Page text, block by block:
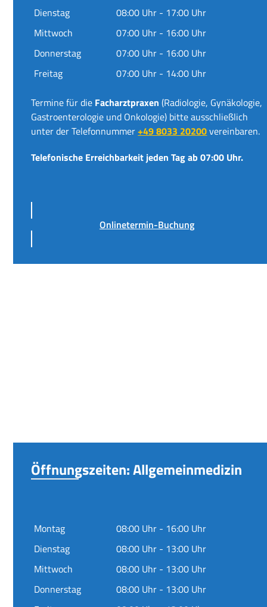
Dienstag
08:00 Uhr - 17:00 Uhr
Mittwoch
07:00 Uhr - 16:00 Uhr
Donnerstag
07:00 Uhr - 16:00 Uhr
Freitag
07:00 Uhr - 14:00 Uhr
Termine für die Facharztpraxen (Radiologie, Gynäkologie,
Gastroenterologie und Onkologie) bitte ausschließlich
unter der Telefonnummer+49 8033 20200vereinbaren.
Telefonische Erreichbarkeit jeden Tag ab 07:00 Uhr.
Onlinetermin-Buchung
Öffnungszeiten: Allgemeinmedizin
Montag
08:00 Uhr - 16:00 Uhr
Dienstag
08:00 Uhr - 13:00 Uhr
Mittwoch
08:00 Uhr - 13:00 Uhr
Donnerstag
08:00 Uhr - 13:00 Uhr